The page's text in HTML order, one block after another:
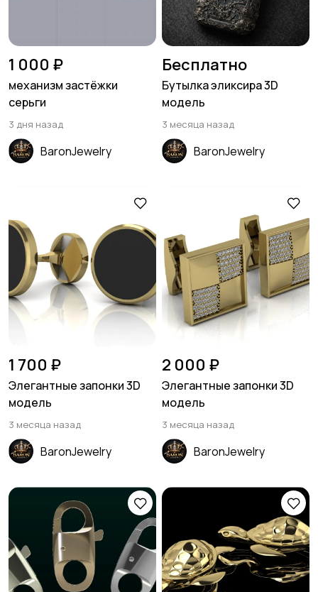
1 000 ₽
механизм застёжки
серьги
3 дня назад
BaronJewelry
Бесплатно
Бутылка эликсира 3D
модель
3 месяца назад
BaronJewelry
1 700 ₽
Элегантные запонки 3D
модель
3 месяца назад
BaronJewelry
2 000 ₽
Элегантные запонки 3D
модель
3 месяца назад
BaronJewelry